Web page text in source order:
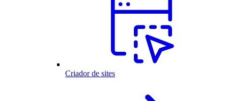
Criador de sites